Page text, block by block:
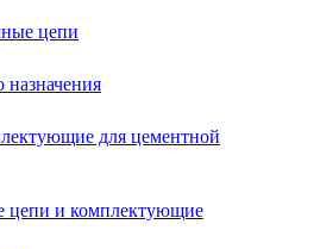
цепи
для цементной
цепи и комплектующие